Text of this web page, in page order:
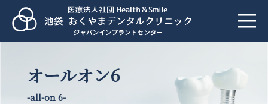
オールオン6
-all-on 6-